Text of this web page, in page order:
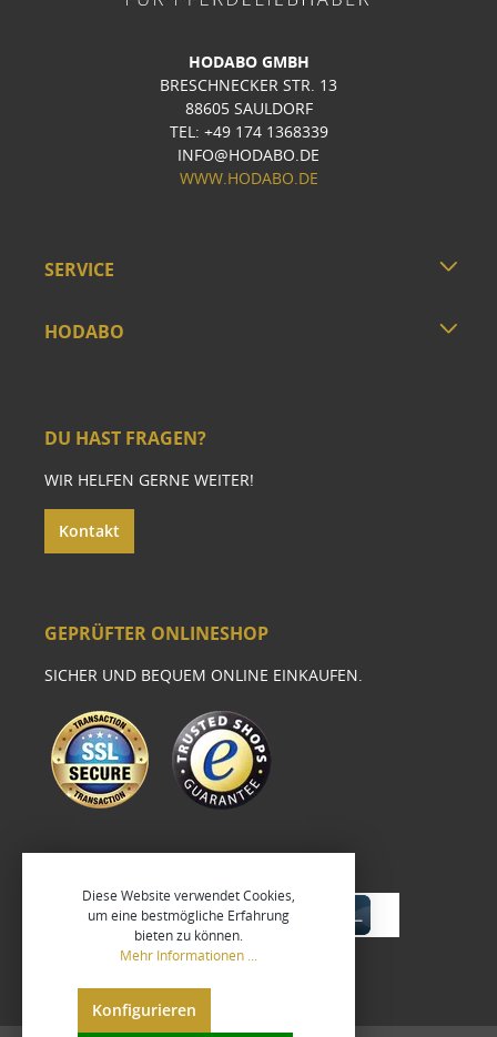
HODABO GMBH
BRESCHNECKER STR. 13
88605 SAULDORF
TEL: +49 174 1368339
INFO@HODABO.DE
WWW.HODABO.DE
SERVICE
HODABO
DU HAST FRAGEN?
WIR HELFEN GERNE WEITER!
Kontakt
GEPRÜFTER ONLINESHOP
SICHER UND BEQUEM ONLINE EINKAUFEN.
Diese Website verwendet Cookies,
um eine bestmögliche Erfahrung
bieten zu können.
Mehr Informationen ...
Konfigurieren